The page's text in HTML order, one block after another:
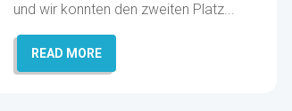
und wir konnten den zweiten Platz...
READ MORE